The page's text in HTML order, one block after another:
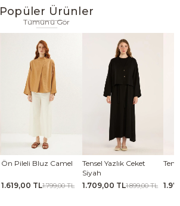
Popüler Ürünler
Tümünü Gör
Ön Pileli Bluz Camel
1.619,00 TL1.799,00 TL
Tensel Yazlık Ceket
Siyah
1.709,00 TL1.899,00 TL